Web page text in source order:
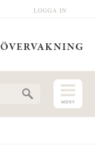
LOGGA IN